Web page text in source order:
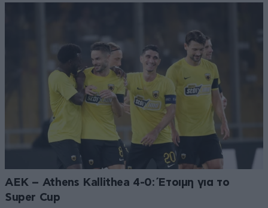
ΑΕΚ – Athens Kallithea 4-0: Έτοιμη για το
Super Cup